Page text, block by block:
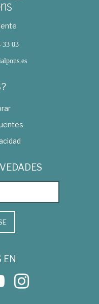
33 03
EN